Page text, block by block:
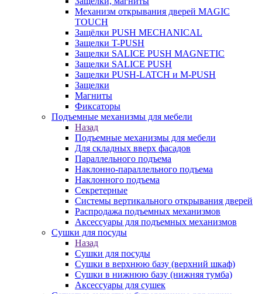
Механизм открывания дверей MAGIC
TOUCH
Защёлки PUSH MECHANICAL
Защелки T-PUSH
Защелки SALICE PUSH MAGNETIC
Защелки SALICE PUSH
Защелки PUSH-LATCH и M-PUSH
Защелки
Магниты
Фиксаторы
Подъемные механизмы для мебели
Назад
Подъемные механизмы для мебели
Для складных вверх фасадов
Параллельного подъема
Наклонно-параллельного подъема
Наклонного подъема
Секретерные
Системы вертикального открывания дверей
Распродажа подъемных механизмов
Аксессуары для подъемных механизмов
Сушки для посуды
Назад
Сушки для посуды
Сушки в верхнюю базу (верхний шкаф)
Сушки в нижнюю базу (нижняя тумба)
Аксессуары для сушек